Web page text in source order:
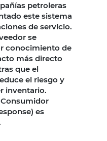
petroleras
este sistema
de servicio.
se
conocimiento de
más directo
que el
el riesgo y
inventario.
es